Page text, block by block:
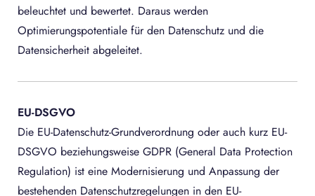
beleuchtet und bewertet. Daraus werden
Optimierungspotentiale für den Datenschutz und die
Datensicherheit abgeleitet.
EU-DSGVO
Die EU-Datenschutz-Grundverordnung oder auch kurz EU-
DSGVO beziehungsweise GDPR (General Data Protection
Regulation) ist eine Modernisierung und Anpassung der
bestehenden Datenschutzregelungen in den EU-